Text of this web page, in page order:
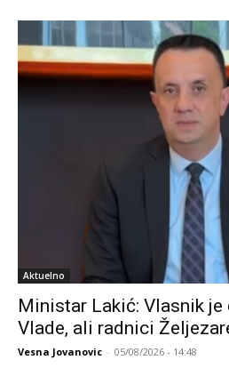
Aktuelno
Ministar Lakić: Vlasnik je
Vlade, ali radnici
Vesna Jovanovic - 05/08/2026 - 14:48